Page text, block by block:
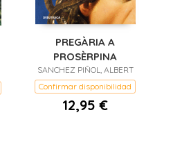
PREGÀRIA A
PROSÈRPINA
SANCHEZ PIÑOL, ALBERT
Confirmar disponibilidad
12,95 €